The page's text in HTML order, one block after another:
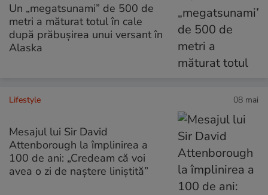
Un „megatsunami” de 500 de
metri a măturat totul în cale
după prăbușirea unui versant în
Alaska
Lifestyle 08 mai
Mesajul lui Sir David
Attenborough la împlinirea a
100 de ani: „Credeam că voi
avea o zi de naștere liniștită”